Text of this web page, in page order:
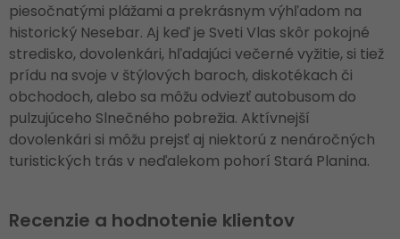
piesočnatými plážami a prekrásnym výhľadom na
historický Nesebar. Aj keď je Sveti Vlas skôr pokojné
stredisko, dovolenkári, hľadajúci večerné vyžitie, si tiež
prídu na svoje v štýlových baroch, diskotékach či
obchodoch, alebo sa môžu odviezť autobusom do
pulzujúceho Slnečného pobrežia. Aktívnejší
dovolenkári si môžu prejsť aj niektorú z nenáročných
turistických trás v neďalekom pohorí Stará Planina.
Recenzie a hodnotenie klientov